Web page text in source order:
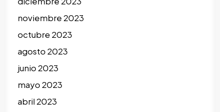
noviembre 2023
octubre 2023
agosto 2023
junio 2023
mayo 2023
abril 2023